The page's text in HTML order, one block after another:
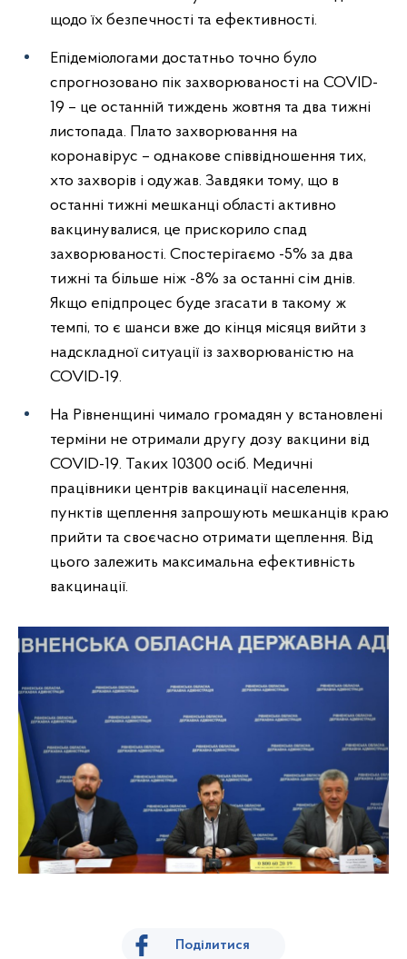
щодо їх безпечності та ефективності.
Епідеміологами достатньо точно було
спрогнозовано пік захворюваності на COVID-
19 – це останній тиждень жовтня та два тижні
листопада. Плато захворювання на
коронавірус – однакове співвідношення тих,
хто захворів і одужав. Завдяки тому, що в
останні тижні мешканці області активно
вакцинувалися, це прискорило спад
захворюваності. Спостерігаємо -5% за два
тижні та більше ніж -8% за останні сім днів.
Якщо епідпроцес буде згасати в такому ж
темпі, то є шанси вже до кінця місяця вийти з
надскладної ситуації із захворюваністю на
COVID-19.
На Рівненщині чимало громадян у встановлені
терміни не отримали другу дозу вакцини від
COVID-19. Таких 10300 осіб. Медичні
працівники центрів вакцинації населення,
пунктів щеплення запрошують мешканців краю
прийти та своєчасно отримати щеплення. Від
цього залежить максимальна ефективність
вакцинації.
Поділитися